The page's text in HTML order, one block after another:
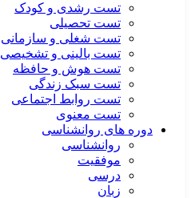
تست رشدی و کودک
تست تحصیلی
تست شغلی و سازمانی
تست بالینی و تشخیصی
تست هوش و حافظه
تست سبک زندگی
تست روابط اجتماعی
تست معنوی
دوره های روانشناسی
روانشناسی
موفقیت
درسی
زبان